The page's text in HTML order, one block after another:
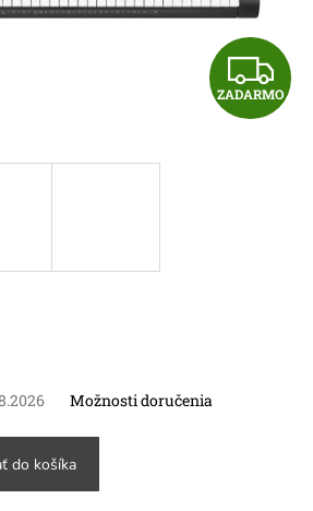
Z
A
ZADARMO
Možnosti doručenia
do košíka